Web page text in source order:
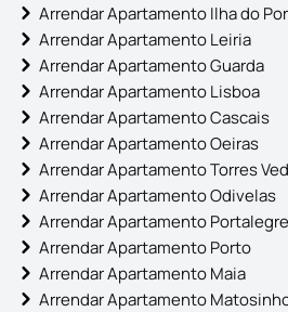
Arrendar Apartamento Ilha do
Arrendar Apartamento Leiria
Arrendar Apartamento Guarda
Arrendar Apartamento Lisboa
Arrendar Apartamento Cascais
Arrendar Apartamento Oeiras
Arrendar Apartamento Torres
Arrendar Apartamento Odivelas
Arrendar Apartamento Portalegre
Arrendar Apartamento Porto
Arrendar Apartamento Maia
Arrendar Apartamento